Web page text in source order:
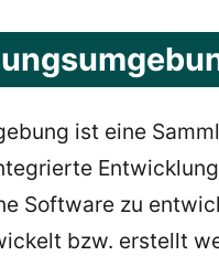
ist eine
Software zu
bzw. erstellt